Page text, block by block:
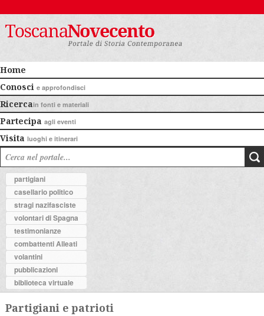
Home
Conosci e approfondisci
Ricercain fonti e materiali
Partecipa agli eventi
Visita luoghi e itinerari
partigiani
casellario politico
stragi nazifasciste
volontari di Spagna
testimonianze
combattenti Alleati
volantini
pubblicazioni
biblioteca virtuale
Partigiani e patrioti